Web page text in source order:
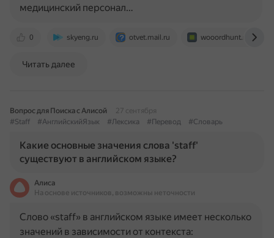
0 skyeng.ru otvet.mail.ru wooordhunt.ru
медицинский персонал…
Читать далее
Вопрос для Поиска с Алисой
27 сентября
#Staff
#АнглийскийЯзык #Лексика #Перевод #Словарь
Какие основные значения слова 'staff'
существуют в английском языке?
Алиса
На основе источников, возможны неточности
Слово «staff» в английском языке имеет несколько
значений в зависимости от контекста: